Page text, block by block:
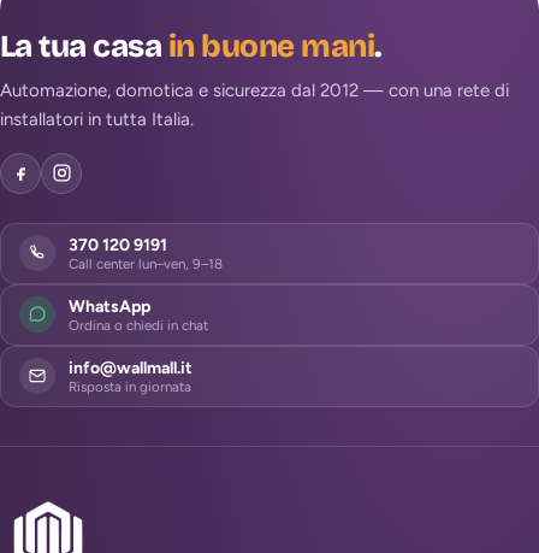
La tua casain buone mani.
Automazione, domotica e sicurezza dal 2012 — con una rete di
installatori in tutta Italia.
370 120 9191
Call center lun–ven, 9–18
WhatsApp
Ordina o chiedi in chat
info@wallmall.it
Risposta in giornata